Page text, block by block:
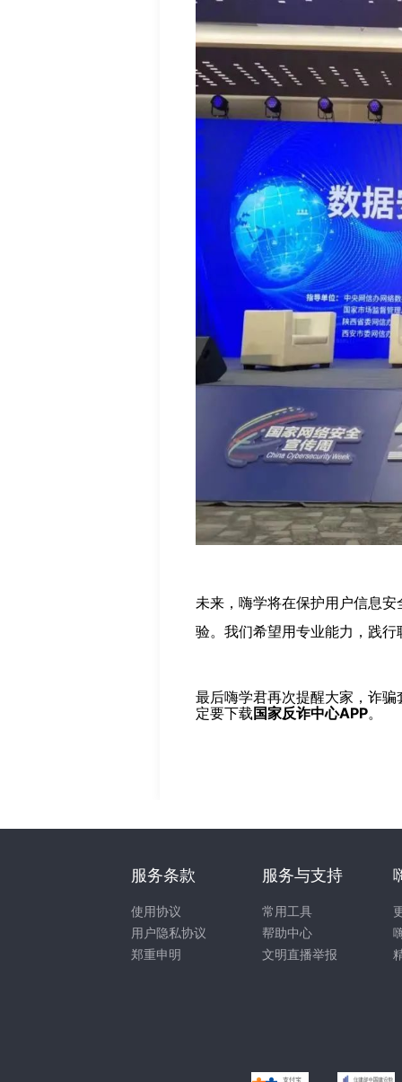
未来，嗨学将在保护用户信息
验。我们希望用专业能力，践
最后嗨学君再次提醒大家，诈
定要下载国家反诈中心APP。
服务与支持
常用工具
帮助中心
文明直播举报
服务条款
使用协议
用户隐私协议
郑重申明